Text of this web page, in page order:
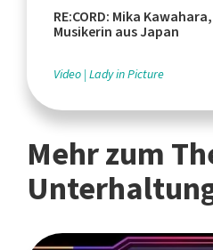
RE:CORD: Mika
Musikerin aus Japan
Video Lady in Picture
Mehr zum